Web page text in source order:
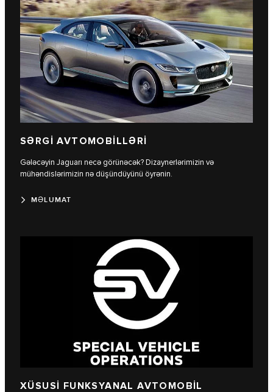
SƏRGİ AVTOMOBİLLƏRİ
Gələcəyin Jaguarı necə görünəcək? Dizaynerlərimizin və
mühəndislərimizin nə düşündüyünü öyrənin.
MƏLUMAT
XÜSUSİ FUNKSYANAL AVTOMOBİL